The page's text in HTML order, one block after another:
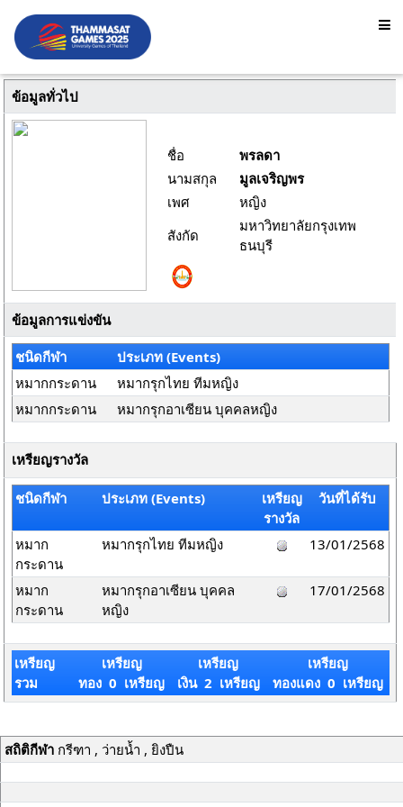
ข้อมูลทั่วไป
ชื่อ
พรลดา
นามสกุล
มูลเจริญพร
เพศ
หญิง
สังกัด
มหาวิทยาลัยกรุงเทพ
ธนบุรี
ข้อมูลการแข่งขัน
ชนิดกีฬา
ประเภท (Events)
หมากกระดาน
หมากรุกไทย ทีมหญิง
หมากกระดาน
หมากรุกอาเซียน บุคคลหญิง
เหรียญรางวัล
ชนิดกีฬา ประเภท (Events)
เหรียญ
รางวัล
วันที่ได้รับ
หมาก
กระดาน
หมากรุกไทย ทีมหญิง 13/01/2568
หมาก
กระดาน
หมากรุกอาเซียน บุคคล
หญิง
17/01/2568
เหรียญ
รวม
เหรียญ
ทอง 0 เหรียญ
เหรียญ
เงิน 2 เหรียญ
เหรียญ
ทองแดง 0 เหรียญ
สถิติกีฬากรีฑา , ว่ายน้ำ , ยิงปืน